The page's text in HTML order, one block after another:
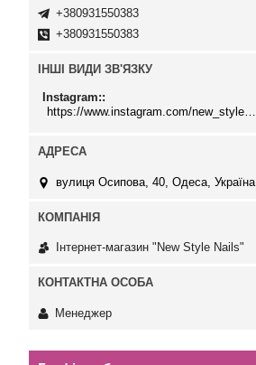
+380931550383
+380931550383
ІНШІ ВИДИ ЗВ'ЯЗКУ
Instagram:
https://www.instagram.com/new_stylenails_/
вулиця Осипова, 40, Одеса, Україна
Інтернет-магазин "New Style Nails"
Менеджер